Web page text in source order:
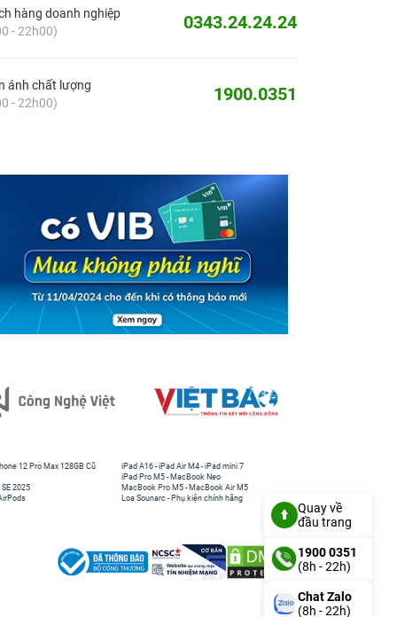
hàng doanh nghiệp
- 22h00)
0343.24.24.24
ánh chất lượng
- 22h00)
1900.0351
12 Pro Max 128GB Cũ
2025
iPad A16 -iPad Air M4 -iPad mini 7
iPad Pro M5 - MacBook Neo
MacBook Pro M5 - MacBook Air M5
Loa Sounarc - Phụ kiện chính hãng
Quay về
đầu trang
1900 0351
(8h - 22h)
Chat Zalo
(8h - 22h)